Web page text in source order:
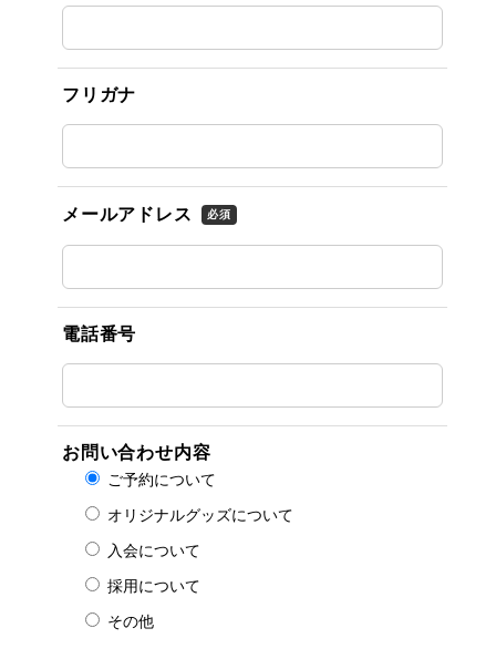
フリガナ
メールアドレス 必須
電話番号
お問い合わせ内容
ご予約について
オリジナルグッズについて
入会について
採用について
その他